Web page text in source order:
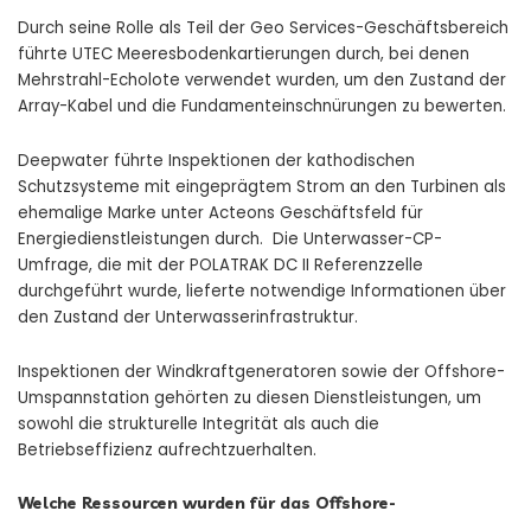
Durch seine Rolle als Teil der Geo Services-Geschäftsbereich
führte UTEC Meeresbodenkartierungen durch, bei denen
Mehrstrahl-Echolote verwendet wurden, um den Zustand der
Array-Kabel und die Fundamenteinschnürungen zu bewerten.
Deepwater führte Inspektionen der kathodischen
Schutzsysteme mit eingeprägtem Strom an den Turbinen als
ehemalige Marke unter Acteons Geschäftsfeld für
Energiedienstleistungen durch. Die Unterwasser-CP-
Umfrage, die mit der POLATRAK DC II Referenzzelle
durchgeführt wurde, lieferte notwendige Informationen über
den Zustand der Unterwasserinfrastruktur.
Inspektionen der Windkraftgeneratoren sowie der Offshore-
Umspannstation gehörten zu diesen Dienstleistungen, um
sowohl die strukturelle Integrität als auch die
Betriebseffizienz aufrechtzuerhalten.
Welche Ressourcen wurden für das Offshore-